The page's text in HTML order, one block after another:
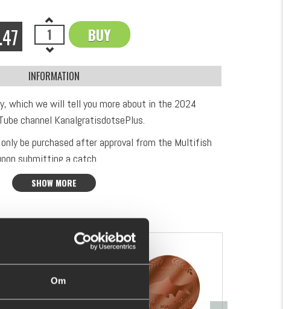
Om
BUY
OK
INFORMATION
which we will tell you more about in the 2024
channel KanalgratisdotsePlus.
be purchased after approval from the Multifish
submitting a catch.
approximately 2.6mm in diameter, with a pin on
SHOW MORE